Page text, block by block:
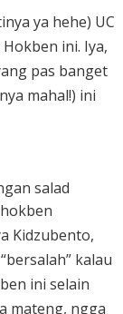
ya hehe) UC
ini. Iya,
pas banget
mahal!) ini
salad
Kidzubento,
kalau
ini selain
mateng, ngga